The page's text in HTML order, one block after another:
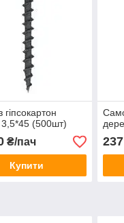
гіпсокартон
(500шт)
₴/пач
Купити
237